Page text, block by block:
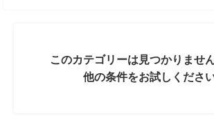
このカテゴリーは見つかりませ
他の条件をお試しください